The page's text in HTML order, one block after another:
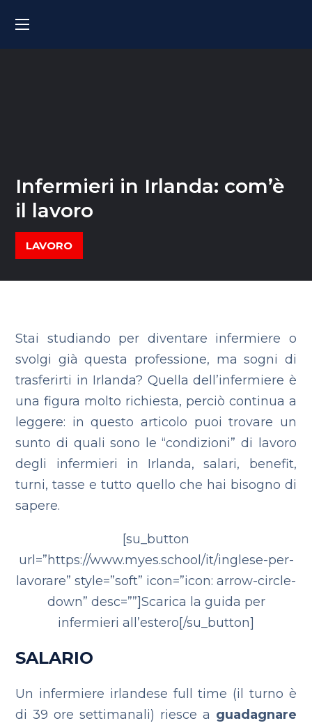
Infermieri in Irlanda: com’è
il lavoro
LAVORO
Stai studiando per diventare infermiere o
svolgi già questa professione, ma sogni di
trasferirti in Irlanda? Quella dell’infermiere è
una figura molto richiesta, perciò continua a
leggere: in questo articolo puoi trovare un
sunto di quali sono le “condizioni” di lavoro
degli infermieri in Irlanda, salari, benefit,
turni, tasse e tutto quello che hai bisogno di
sapere.
[su_button
url=”https://www.myes.school/it/inglese-per-
lavorare” style=”soft” icon=”icon: arrow-circle-
down” desc=””]Scarica la guida per
infermieri all’estero[/su_button]
SALARIO
Un infermiere irlandese full time (il turno è
di 39 ore settimanali) riesce a guadagnare